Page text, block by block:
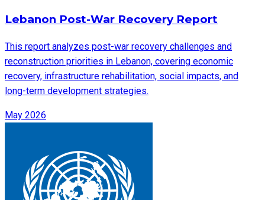
Lebanon Post-War Recovery Report
This report analyzes post-war recovery challenges and
reconstruction priorities in Lebanon, covering economic
recovery, infrastructure rehabilitation, social impacts, and
long-term development strategies.
May 2026